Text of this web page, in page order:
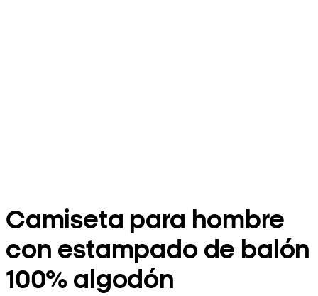
Camiseta para hombre
con estampado de balón
100% algodón